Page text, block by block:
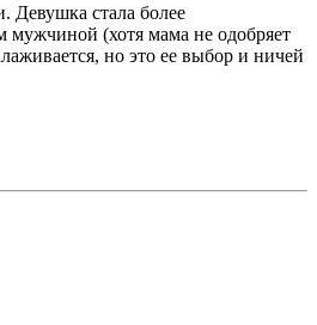
Девушка стала более
(хотя мама не одобряет
но это ее выбор и ничей